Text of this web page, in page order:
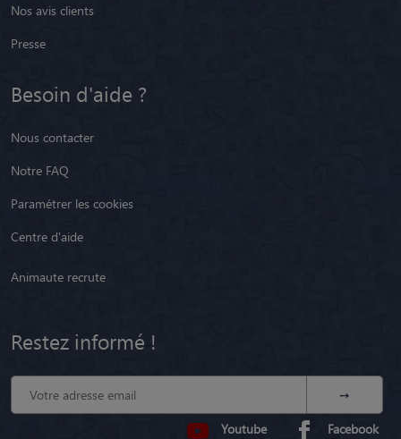
Nos avis clients
Presse
Besoin d'aide ?
Nous contacter
Notre FAQ
Paramétrer les cookies
Centre d'aide
Animaute recrute
Restez informé !
Youtube Facebook